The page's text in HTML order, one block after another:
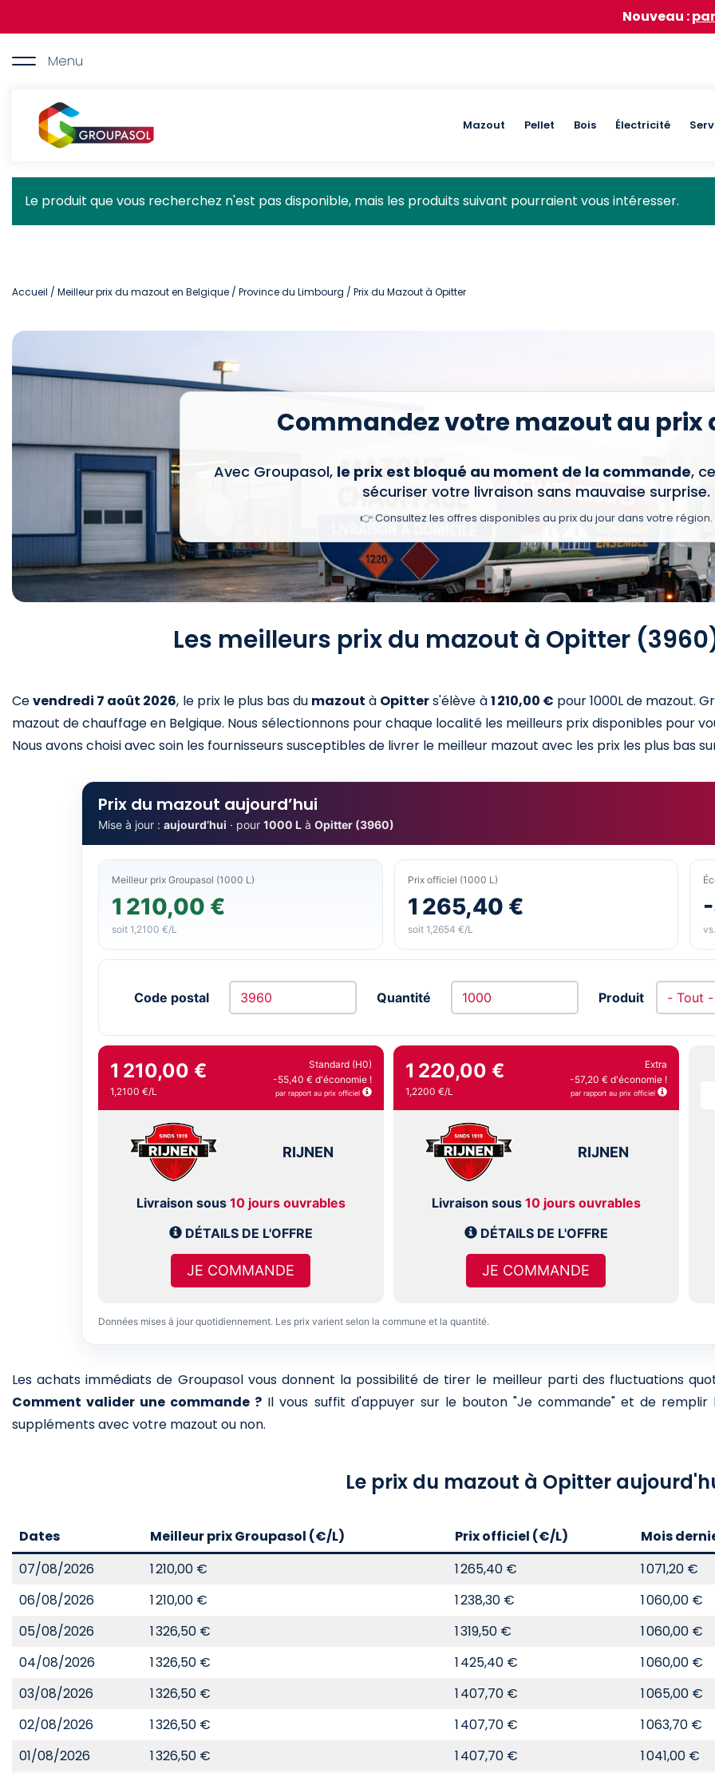
principal
participez à
Menu
Groupasol
Main
Mazout Pellet Bois Électricité
Message
d'état
Le produit que vous recherchez n'est pas disponible, mais les produits suivant pourraient vous intéresser.
Accueil / Meilleur prix du mazout en Belgique / Province du Limbourg / Prix du Mazout à Opitter
Commandez votre mazout au prix
Avec Groupasol, le prix est bloqué au moment de la commande,
sécuriser votre livraison sans mauvaise surprise.
👉 Consultez les offres disponibles au prix du jour dans votre région.
Les meilleurs prix du mazout à Opitter
Cevendredi 7 août 2026, le prix le plus bas du mazout à Opitters'élève à1 210,00 € pour 1000L de mazout.
mazout de chauffage en Belgique. Nous sélectionnons pour chaque localité les meilleurs prix disponibles pour
Nous avons choisi avec soin les fournisseurs susceptibles de livrer le meilleur mazout avec les prix les plus bas
Prix du mazout aujourd’hui
Mise à jour : aujourd’hui · pour 1000 L à Opitter (3960)
Meilleur prix Groupasol (1000 L)
1 210,00 €
soit 1,2100 €/L
Prix officiel (1000 L)
1 265,40 €
soit 1,2654 €/L
Code postal Quantité Produit
1 210,00 €
1,2100 €/L
Standard (H0)
-55,40 € d'économie !
par rapport au prix officiel
RIJNEN
Livraison sous 10 jours ouvrables
DÉTAILS DE L'OFFRE
JE COMMANDE
1 220,00 €
1,2200 €/L
Extra
-57,20 € d'économie !
par rapport au prix officiel
RIJNEN
Livraison sous 10 jours ouvrables
DÉTAILS DE L'OFFRE
JE COMMANDE
Données mises à jour quotidiennement. Les prix varient selon la commune et la quantité.
Les achats immédiats de Groupasol vous donnent la possibilité de tirer le meilleur parti des fluctuations
Comment valider une commande ? Il vous suffit d'appuyer sur le bouton "Je commande" et de
suppléments avec votre mazout ou non.
Le prix du mazout à Opitter
Dates Meilleur prix Groupasol (€/L) Prix officiel (€/L)
Mois
07/08/2026
1 210,00 € 1 265,40 €
1 071,20 €
06/08/2026
1 210,00 € 1 238,30 €
1 060,00 €
05/08/2026
1 326,50 € 1 319,50 €
1 060,00 €
04/08/2026
1 326,50 € 1 425,40 €
1 060,00 €
03/08/2026
1 326,50 € 1 407,70 €
1 065,00 €
02/08/2026
1 326,50 € 1 407,70 €
1 063,70 €
01/08/2026
1 326,50 € 1 407,70 € 1 041,00 €